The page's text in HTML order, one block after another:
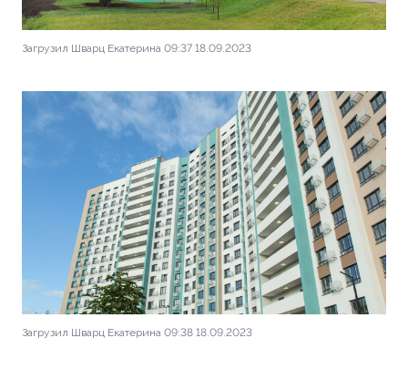
Загрузил Шварц Екатерина 09:37 18.09.2023
Загрузил Шварц Екатерина 09:38 18.09.2023